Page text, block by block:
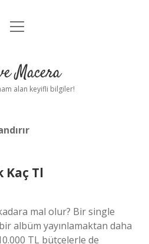
Anasayfa
Uyarı
menüyü
Macera
alan keyifli bilgiler!
Kaç Tl
mal olur? Bir single
albüm yayınlamaktan daha
TL bütçelerle de